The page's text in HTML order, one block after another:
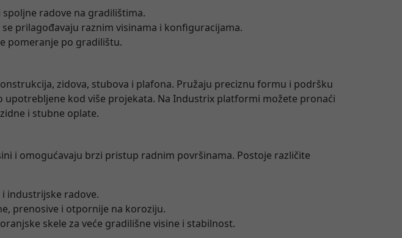
radove na gradilištima.
prilagođavaju raznim visinama i konfiguracijama.
pomeranje po gradilištu.
zidova, stubova i plafona. Pružaju preciznu formu i podršku
kod više projekata. Na Industrix platformi možete pronaći
i stubne oplate.
i omogućavaju brzi pristup radnim površinama. Postoje različite
i industrijske radove.
prenosive i otpornije na koroziju.
skele za veće gradilišne visine i stabilnost.